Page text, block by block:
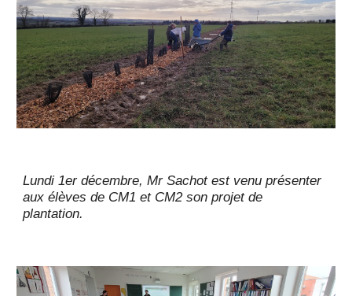
Lundi 1er décembre, Mr Sachot est venu présenter
aux élèves de CM1 et CM2 son projet de
plantation.